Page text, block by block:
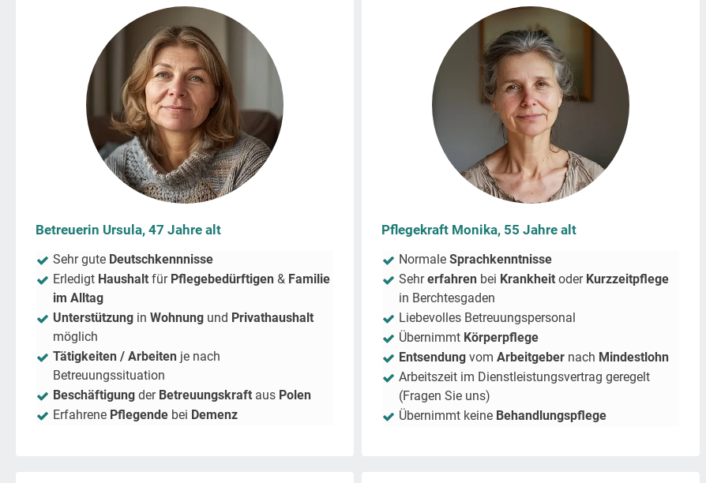
Betreuerin Ursula, 47 Jahre alt
Sehr gute Deutschkennnisse
Erledigt Haushalt für Pflegebedürftigen & Familie
im Alltag
Unterstützung in Wohnung und Privathaushalt
möglich
Tätigkeiten / Arbeiten je nach
Betreuungssituation
Beschäftigung der Betreuungskraft aus Polen
Erfahrene Pflegende bei Demenz
Pflegekraft Monika, 55 Jahre alt
Normale Sprachkenntnisse
Sehrerfahren bei Krankheit oder Kurzzeitpflege
in Berchtesgaden
Liebevolles Betreuungspersonal
Übernimmt Körperpflege
Entsendung vom Arbeitgeber nach Mindestlohn
Arbeitszeit im Dienstleistungsvertrag geregelt
(Fragen Sie uns)
Übernimmt keine Behandlungspflege